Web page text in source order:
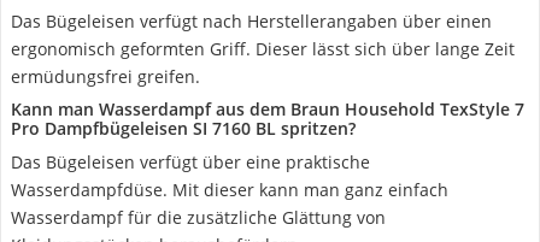
Das Bügeleisen verfügt nach Herstellerangaben über einen
ergonomisch geformten Griff. Dieser lässt sich über lange Zeit
ermüdungsfrei greifen.
Kann man Wasserdampf aus dem Braun Household TexStyle 7
Pro Dampfbügeleisen SI 7160 BL spritzen?
Das Bügeleisen verfügt über eine praktische
Wasserdampfdüse. Mit dieser kann man ganz einfach
Wasserdampf für die zusätzliche Glättung von